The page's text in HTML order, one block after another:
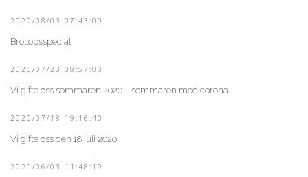
2020/08/03 07:43:00
Bröllopsspecial
2020/07/23 08:57:00
Vi gifte oss sommaren 2020 – sommaren med corona
2020/07/18 19:16:40
Vi gifte oss den 18 juli 2020
2020/06/03 11:48:19